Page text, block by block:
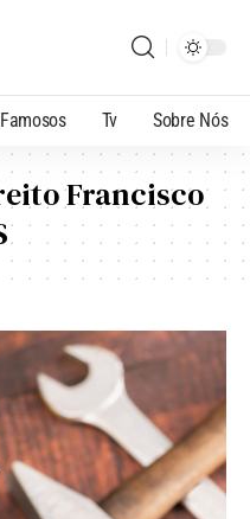
Famosos Tv Sobre Nós
Francisco